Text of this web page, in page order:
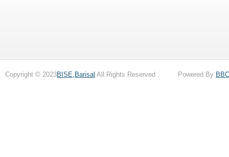
Copyright © 2023BISE,Barisal All Rights Reserved . Powered By